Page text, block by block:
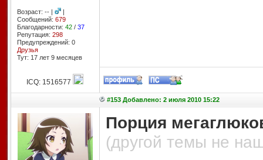
Возраст: -- |
|
Сообщений: 679
Благодарности: 42/ 37
Репутация: 298
Предупреждений: 0
Друзья
Тут: 17 лет 9 месяцев
ICQ: 1516577
#153 Добавлено: 2 июля 2010 15:22
Порция
(другой темы не